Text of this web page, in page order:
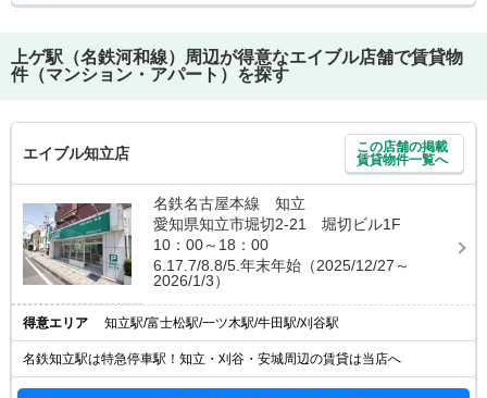
上ゲ駅（名鉄河和線）
周辺が得意なエイブル店舗で賃貸物
件（マンション・アパート）を探す
エイブル知立店
この店舗の掲載
賃貸物件一覧へ
名鉄名古屋本線 知立
愛知県知立市堀切2-21 堀切ビル1F
10：00～18：00
6.17.7/8.8/5.年末年始（2025/12/27～
2026/1/3）
得意エリア 知立駅/富士松駅/一ツ木駅/牛田駅/刈谷駅
名鉄知立駅は特急停車駅！知立・刈谷・安城周辺の賃貸は当店へ